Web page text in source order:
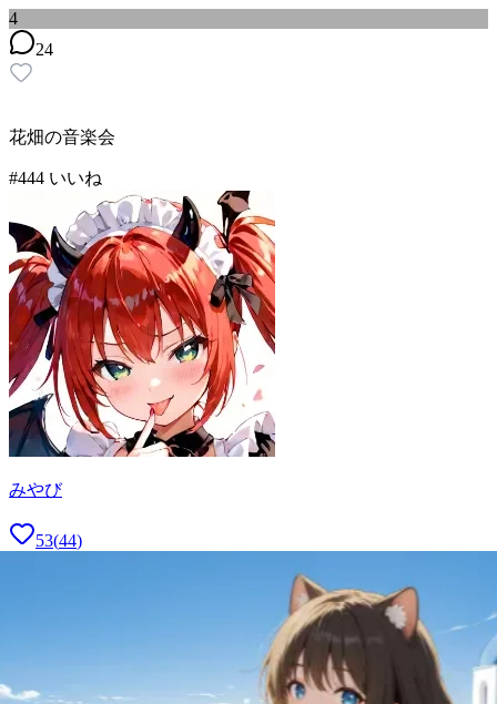
4
24
花畑の音楽会
#444 いいね
みやび
53(44)